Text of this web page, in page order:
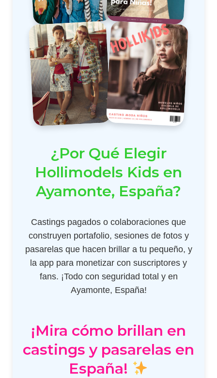
¿Por Qué Elegir
Hollimodels Kids en
Ayamonte, España?
Castings pagados o colaboraciones que
construyen portafolio, sesiones de fotos y
pasarelas que hacen brillar a tu pequeño, y
la app para monetizar con suscriptores y
fans. ¡Todo con seguridad total y en
Ayamonte, España!
¡Mira cómo brillan en
castings y pasarelas en
España!